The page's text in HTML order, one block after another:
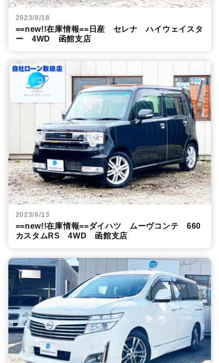
2023/8/18
==new!!在庫情報==日産 セレナ ハイウェイスタ
ー 4WD 函館支店
2023/6/13
==new!!在庫情報==ダイハツ ムーヴコンテ 660
カスタムRS 4WD 函館支店